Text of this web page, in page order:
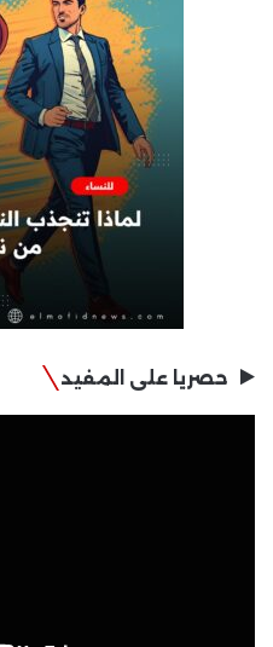
حصريا على المفيد